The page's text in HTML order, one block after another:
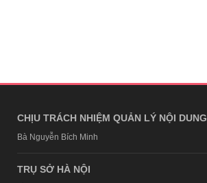
CHỊU TRÁCH NHIỆM QUẢN LÝ NỘI DUNG
Bà Nguyễn Bích Minh
TRỤ SỞ HÀ NỘI